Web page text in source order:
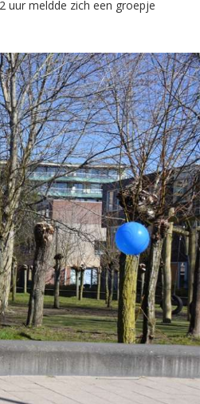
uur meldde zich een groepje